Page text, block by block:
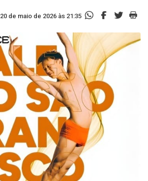
20 de maio de 2026 às 21:35